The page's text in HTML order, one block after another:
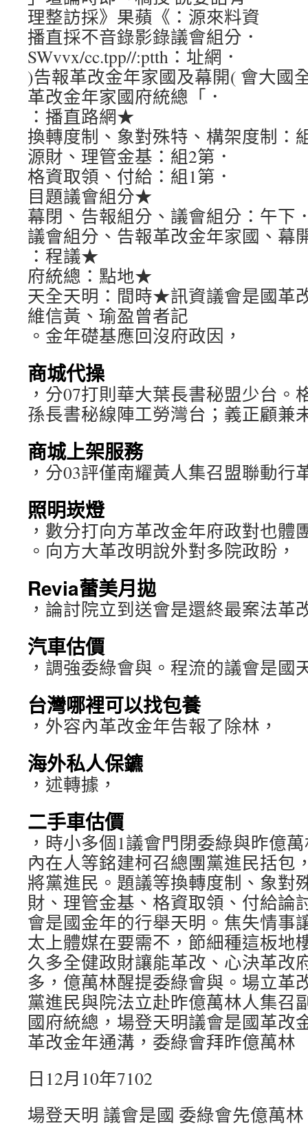
理整訪採》果蘋《：源來料資
播直採不音錄影錄議會組分．
SWvvx/cc.tpp//:ptth：址網．
)告報革改金年家國及幕開( 會大國
革改金年家國府統總「．
：播直路網★
換轉度制、象對殊特、構架度制：
源財、理管金基：組2第．
格資取領、付給：組1第．
目題議會組分★
幕閉、告報組分、議會組分：午下
議會組分、告報革改金年家國、幕
：程議★
府統總：點地★
天全天明：間時★訊資議會是國革
維信黃、瑜盈曾者記
。金年礎基應回沒府政因，
商城代操
，分07打則華大葉長書秘盟少台。
孫長書秘線陣工勞灣台；義正顧兼
商城上架服務
，分03評僅南耀黃人集召盟聯動行
照明崁燈
，數分打向方革改金年府政對也體
。向方大革改明說外對多院政盼，
Revia蕾美月拋
，論討院立到送會是還終最案法革
汽車估價
，調強委綠會與。程流的議會是國
台灣哪裡可以找包養
，外容內革改金年告報了除林，
海外私人保鑣
，述轉據，
二手車估價
，時小多個1議會門閉委綠與昨億
內在人等銘建柯召總團黨進民括包
將黨進民。題議等換轉度制、象對
財、理管金基、格資取領、付給論
會是國金年的行舉天明。焦失情事
太上體媒在要需不，節細種這板地
久多全健政財讓能革改、心決革改
多，億萬林醒提委綠會與。場立革
黨進民與院法立赴昨億萬林人集召
國府統總，場登天明議會是國革改
革改金年通溝，委綠會拜昨億萬林
日12月10年7102
場登天明 議會是國 委綠會先億萬林